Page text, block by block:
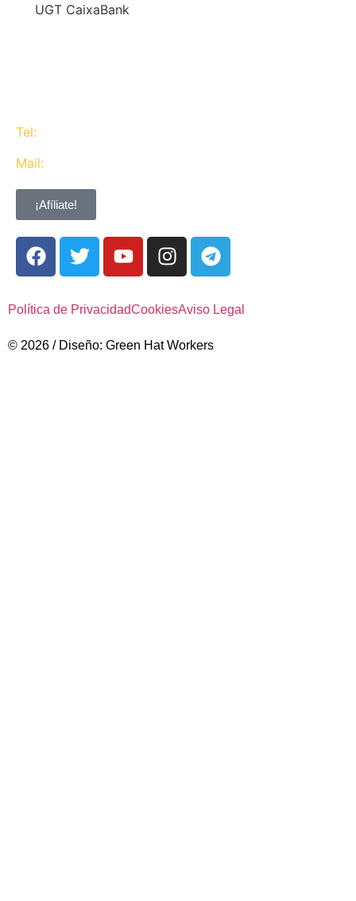
UGT CaixaBank
Tel:
Mail:
¡Afíliate!
Política de PrivacidadCookiesAviso Legal
© 2026 / Diseño: Green Hat Workers